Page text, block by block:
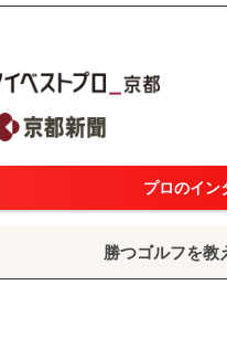
プロのイン
勝つゴルフを教